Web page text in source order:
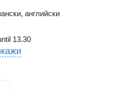
английски
13.30